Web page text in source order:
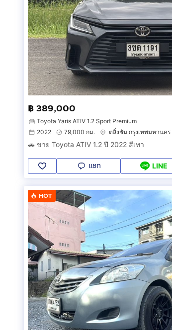
฿ 389,000
Toyota Yaris ATIV 1.2 Sport Premium
2022
79,000 กม. ตลิ่งชัน กรุงเทพมหานคร
🚗 ขาย Toyota ATIV 1.2 ปี 2022 สีเทา
แชท LINE
HOT